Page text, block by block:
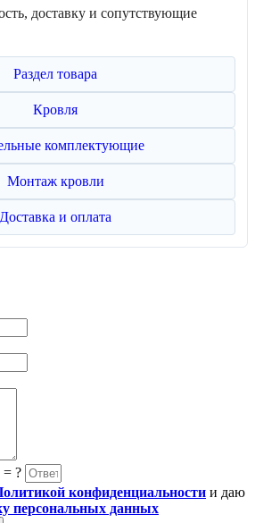
доставку и сопутствующие
Раздел товара
Кровля
комплектующие
Монтаж кровли
Доставка и оплата
= ?
конфиденциальности и даю
персональных данных